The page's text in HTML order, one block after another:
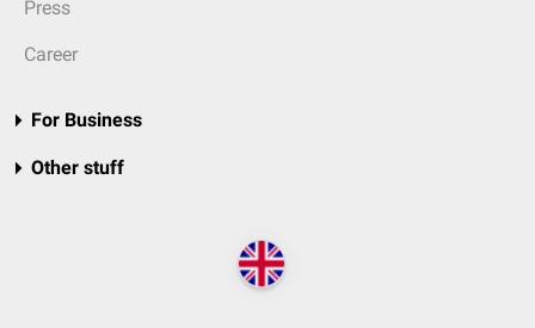
Press
Career
For Business
Other stuff